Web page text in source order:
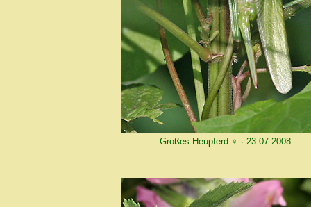
Großes Heupferd ♀ · 23.07.2008